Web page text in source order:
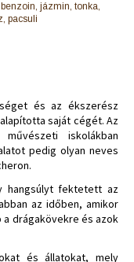
jázmin, tonka,
pacsuli
és az ékszerész
saját cégét. Az
iskolákban
pedig olyan neves
hangsúlyt fektetett az
az időben, amikor
a drágakövekre és azok
és állatokat, mely